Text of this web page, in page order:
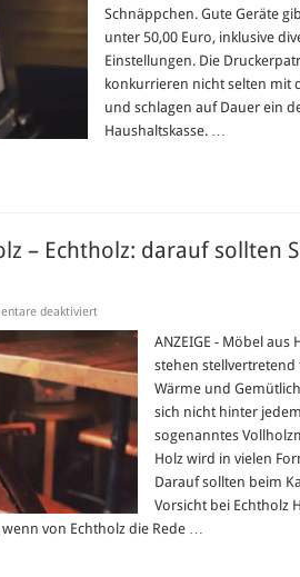
hier
werden
alternative
Wege
aufgezeigt
Schnäppchen. Gute Geräte
unter 50,00 Euro, inklusive
Einstellungen. Die
konkurrieren nicht selten mit
und schlagen auf Dauer ein
Haushaltskasse. …
– Echtholz: darauf sollten
deaktiviertfür
–
Massivholz
–
Echtholz:
darauf
Sie
beim
Möbelkauf
ANZEIGE - Möbel
stehen stellvertretend
Wärme und
sich nicht hinter
sogenanntes
Holz wird in vielen
Darauf sollten beim
Vorsicht bei Echtholz
von Echtholz die Rede …